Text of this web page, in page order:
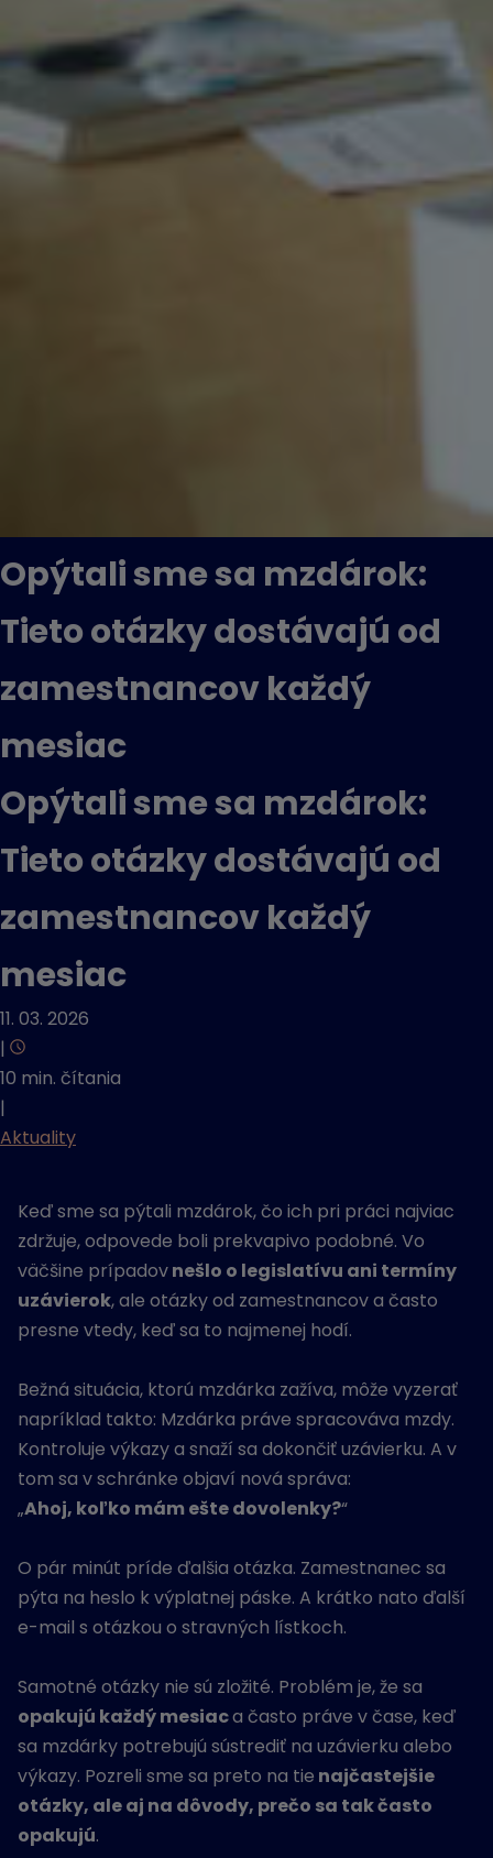
Opýtali sme sa mzdárok:
Tieto otázky dostávajú od
zamestnancov každý
mesiac
Opýtali sme sa mzdárok:
Tieto otázky dostávajú od
zamestnancov každý
mesiac
11. 03. 2026
|
10 min. čítania
|
Aktuality
Keď sme sa pýtali mzdárok, čo ich pri práci najviac
zdržuje, odpovede boli prekvapivo podobné. Vo
väčšine prípadovnešlo o legislatívu ani termíny
uzávierok, ale otázky od zamestnancov a často
presne vtedy, keď sa to najmenej hodí.
Bežná situácia, ktorú mzdárka zažíva, môže vyzerať
napríklad takto: Mzdárka práve spracováva mzdy.
Kontroluje výkazy a snaží sa dokončiť uzávierku. A v
tom sa v schránke objaví nová správa:
„Ahoj, koľko mám ešte dovolenky?“
O pár minút príde ďalšia otázka. Zamestnanec sa
pýta na heslo k výplatnej páske. A krátko nato ďalší
e-mail s otázkou o stravných lístkoch.
Samotné otázky nie sú zložité. Problém je, že sa
opakujú každý mesiaca často práve v čase, keď
sa mzdárky potrebujú sústrediť na uzávierku alebo
výkazy. Pozreli sme sa preto na tie najčastejšie
otázky, ale aj na dôvody, prečo sa tak často
opakujú.